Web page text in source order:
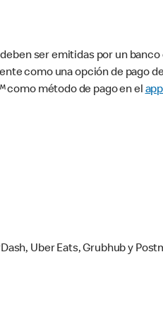
ser emitidas por un banco
como una opción de pago
como método de pago en el
Uber Eats, Grubhub y